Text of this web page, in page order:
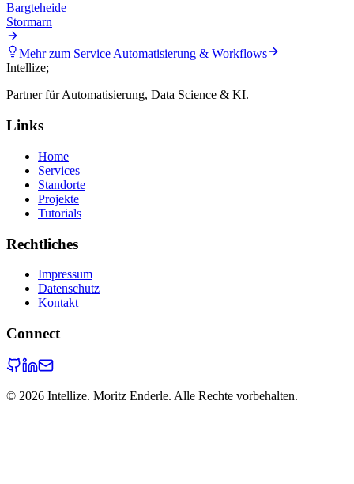
Bargteheide
Stormarn
Mehr zum ServiceAutomatisierung & Workflows
Intellize;
Partner für Automatisierung, Data Science & KI.
Links
Home
Services
Standorte
Projekte
Tutorials
Rechtliches
Impressum
Datenschutz
Kontakt
Connect
© 2026 Intellize. Moritz Enderle. Alle Rechte vorbehalten.